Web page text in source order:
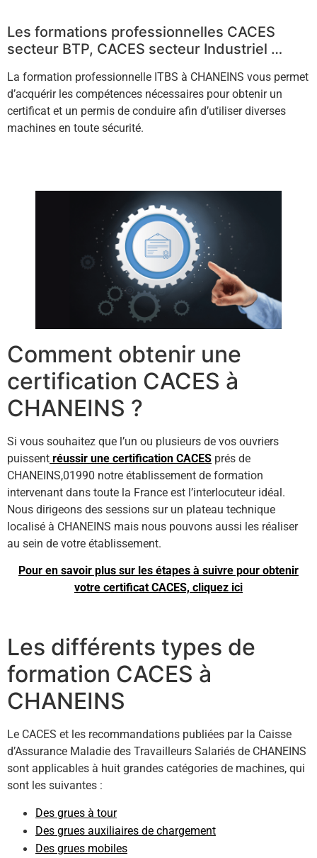
Les formations professionnelles CACES
secteur BTP, CACES secteur Industriel …
La formation professionnelle ITBS à CHANEINS vous permet
d’acquérir les compétences nécessaires pour obtenir un
certificat et un permis de conduire afin d’utiliser diverses
machines en toute sécurité.
Comment obtenir une
certification CACES à
CHANEINS ?
Si vous souhaitez que l’un ou plusieurs de vos ouvriers
puissent réussir une certification CACES prés de
CHANEINS,01990 notre établissement de formation
intervenant dans toute la France est l’interlocuteur idéal.
Nous dirigeons des sessions sur un plateau technique
localisé à CHANEINS mais nous pouvons aussi les réaliser
au sein de votre établissement.
Pour en savoir plus sur les étapes à suivre pour obtenir
votre certificat CACES, cliquez ici
Les différents types de
formation CACES à
CHANEINS
Le CACES et les recommandations publiées par la Caisse
d’Assurance Maladie des Travailleurs Salariés de CHANEINS
sont applicables à huit grandes catégories de machines, qui
sont les suivantes :
Des grues à tour
Des grues auxiliaires de chargement
Des grues mobiles